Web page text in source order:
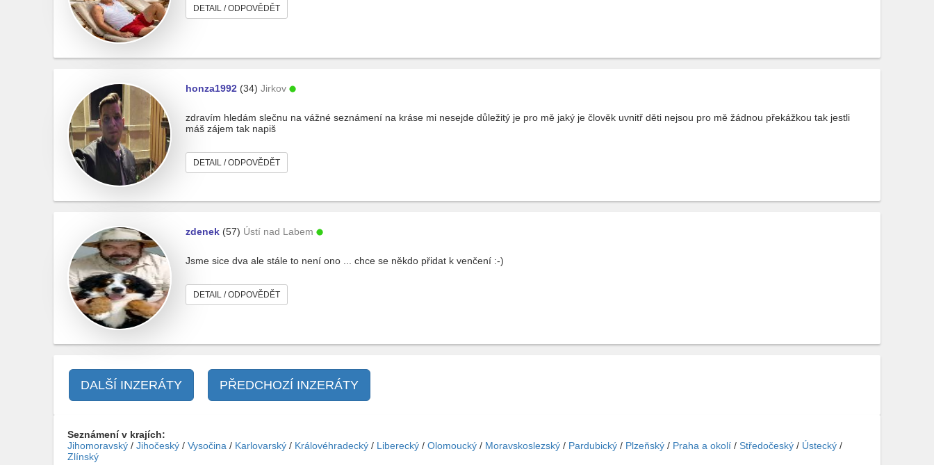
DETAIL / ODPOVĚDĚT
honza1992 (34) Jirkov
zdravím hledám slečnu na vážné seznámení na kráse mi nesejde důležitý je pro mě jaký je člověk uvnitř děti nejsou pro mě žádnou překážkou tak jestli
máš zájem tak napiš
DETAIL / ODPOVĚDĚT
zdenek (57) Ústí nad Labem
Jsme sice dva ale stále to není ono ... chce se někdo přidat k venčení :-)
DETAIL / ODPOVĚDĚT
DALŠÍ INZERÁTY PŘEDCHOZÍ INZERÁTY
Seznámení v krajích:
Jihomoravský / Jihočeský / Vysočina / Karlovarský / Královéhradecký / Liberecký / Olomoucký / Moravskoslezský / Pardubický / Plzeňský / Praha a okolí / Středočeský / Ústecký /
Zlínský